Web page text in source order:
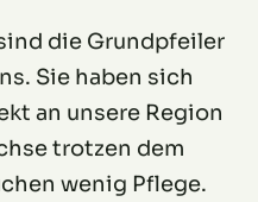
die Grundpfeiler
Sie haben sich
an unsere Region
trotzen dem
wenig Pflege.